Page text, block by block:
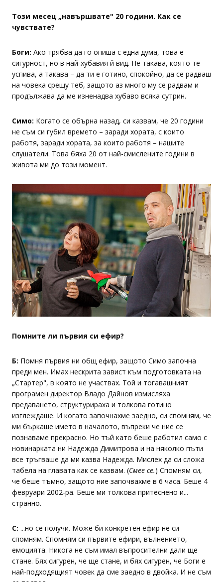
Този месец „навършвате" 20 години. Как се
чувствате?
Боги: Ако трябва да го опиша с една дума, това е
сигурност, но в най-хубавия й вид. Не такава, която те
успива, а такава – да ти е готино, спокойно, да се радваш
на човека срещу теб, защото аз много му се радвам и
продължава да ме изненадва хубаво всяка сутрин.
Симо: Когато се обърна назад, си казвам, че 20 години
не съм си губил времето – заради хората, с които
работя, заради хората, за които работя – нашите
слушатели. Това бяха 20 от най-смислените години в
живота ми до този момент.
Помните ли първия си ефир?
Б: Помня първия ни общ ефир, защото Симо започна
преди мен. Имах нескрита завист към подготовката на
„Стартер", в която не участвах. Той и тогавашният
програмен директор Владо Дайнов измисляха
предаването, структурираха и толкова готино
изглеждаше. И когато започнахме заедно, си спомням, че
ми бъркаше името в началото, въпреки че ние се
познаваме прекрасно. Но тъй като беше работил само с
новинарката ни Надежда Димитрова и на няколко пъти
все тръгваше да ми казва Надежда. Мислех да си сложа
табела на главата как се казвам. (Смее се.) Спомням си,
че беше тъмно, защото ние започвахме в 6 часа. Беше 4
февруари 2002-ра. Беше ми толкова притеснено и...
странно.
С: ...но се получи. Може би конкретен ефир не си
спомням. Спомням си първите ефири, вълнението,
емоцията. Никога не съм имал въпросителни дали ще
стане. Бях сигурен, че ще стане, и бях сигурен, че Боги е
най-подходящият човек да сме заедно в двойка. И не съм